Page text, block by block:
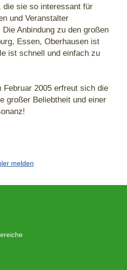
die sie so interessant für
und Veranstalter
Anbindung zu den großen
Essen, Oberhausen ist
ist schnell und einfach zu
Februar 2005 erfreut sich die
großer Beliebtheit und einer
melden